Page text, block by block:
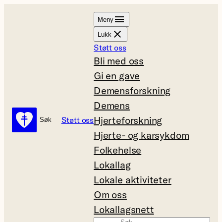
Søk
Søk Støtt oss
Meny
Lukk
Støtt oss
Bli med oss
Gi en gave
Demensforskning
Demens
Hjerteforskning
Hjerte- og karsykdom
Folkehelse
Lokallag
Lokale aktiviteter
Om oss
Lokallagsnett